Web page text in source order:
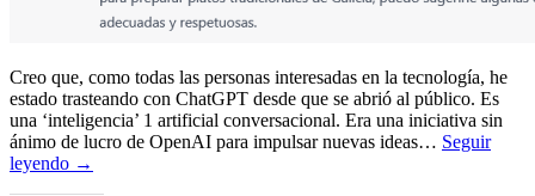
Creo que, como todas las personas interesadas en la tecnología, he
estado trasteando con ChatGPT desde que se abrió al público. Es
una ‘inteligencia’ 1 artificial conversacional. Era una iniciativa sin
ánimo de lucro de OpenAI para impulsar nuevas ideas… Seguir
leyendo →